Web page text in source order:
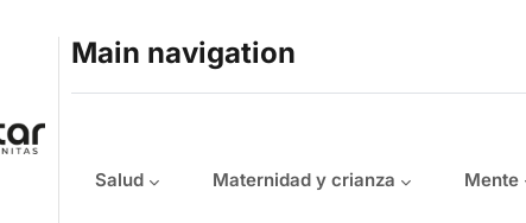
Main navigation
Salud Maternidad y crianza Mente